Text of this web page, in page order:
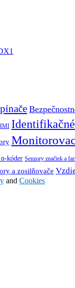
kóder Senzory značiek a
a zosilňovače
and Cookies